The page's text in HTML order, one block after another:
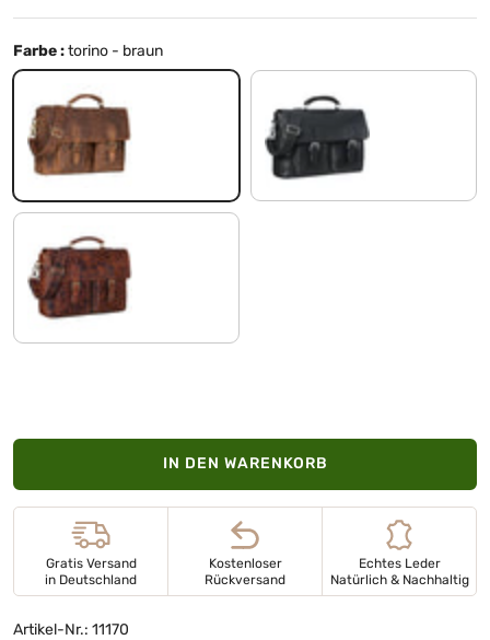
Farbe :torino - braun
torino - braun schwarz
prestige - braun
IN DEN WARENKORB
Gratis Versand
in Deutschland
Kostenloser
Rückversand
Echtes Leder
Natürlich & Nachhaltig
Artikel-Nr.: 11170